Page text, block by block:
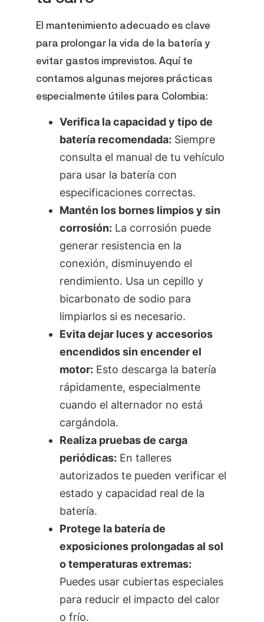
El mantenimiento adecuado es clave
para prolongar la vida de la batería y
evitar gastos imprevistos. Aquí te
contamos algunas mejores prácticas
especialmente útiles para Colombia:
Verifica la capacidad y tipo de
batería recomendada: Siempre
consulta el manual de tu vehículo
para usar la batería con
especificaciones correctas.
Mantén los bornes limpios y sin
corrosión: La corrosión puede
generar resistencia en la
conexión, disminuyendo el
rendimiento. Usa un cepillo y
bicarbonato de sodio para
limpiarlos si es necesario.
Evita dejar luces y accesorios
encendidos sin encender el
motor: Esto descarga la batería
rápidamente, especialmente
cuando el alternador no está
cargándola.
Realiza pruebas de carga
periódicas: En talleres
autorizados te pueden verificar el
estado y capacidad real de la
batería.
Protege la batería de
exposiciones prolongadas al sol
o temperaturas extremas:
Puedes usar cubiertas especiales
para reducir el impacto del calor
o frío.